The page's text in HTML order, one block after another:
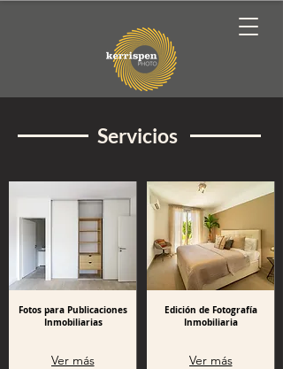
Servicios
Fotos para Publicaciones
Inmobiliarias
Ver más
Edición de Fotografía
Inmobiliaria
Ver más